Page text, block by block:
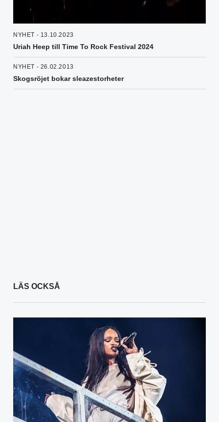
NYHET - 13.10.2023
Uriah Heep till Time To Rock Festival 2024
NYHET - 26.02.2013
Skogsröjet bokar sleazestorheter
LÄS OCKSÅ